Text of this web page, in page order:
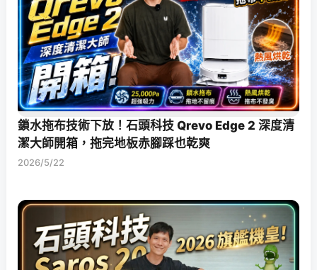
鎖水拖布技術下放！石頭科技 Qrevo Edge 2 深度清
潔大師開箱，拖完地板赤腳踩也乾爽
2026/5/22